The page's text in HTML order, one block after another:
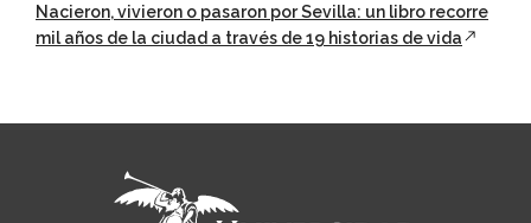
Nacieron, vivieron o pasaron por Sevilla: un libro recorre
mil años de la ciudad a través de 19 historias de vida